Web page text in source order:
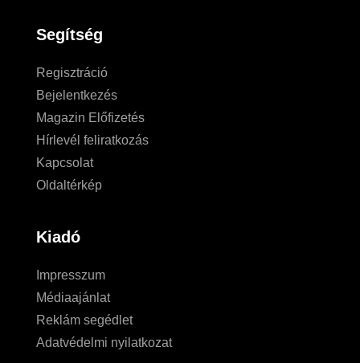
Segítség
Regisztráció
Bejelentkezés
Magazin Előfizetés
Hírlevél feliratkozás
Kapcsolat
Oldaltérkép
Kiadó
Impresszum
Médiaajánlat
Reklám segédlet
Adatvédelmi nyilatkozat